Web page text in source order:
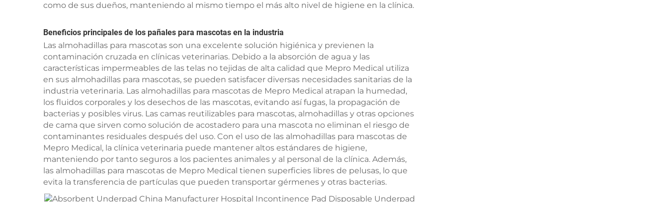
como de sus dueños, manteniendo al mismo tiempo el más alto nivel de higiene en la clínica.
Beneficios principales de los pañales para mascotas en la industria
Las almohadillas para mascotas son una excelente solución higiénica y previenen la
contaminación cruzada en clínicas veterinarias. Debido a la absorción de agua y las
características impermeables de las telas no tejidas de alta calidad que Mepro Medical utiliza
en sus almohadillas para mascotas, se pueden satisfacer diversas necesidades sanitarias de la
industria veterinaria. Las almohadillas para mascotas de Mepro Medical atrapan la humedad,
los fluidos corporales y los desechos de las mascotas, evitando así fugas, la propagación de
bacterias y posibles virus. Las camas reutilizables para mascotas, almohadillas y otras opciones
de cama que sirven como solución de acostadero para una mascota no eliminan el riesgo de
contaminantes residuales después del uso. Con el uso de las almohadillas para mascotas de
Mepro Medical, la clínica veterinaria puede mantener altos estándares de higiene,
manteniendo por tanto seguros a los pacientes animales y al personal de la clínica. Además,
las almohadillas para mascotas de Mepro Medical tienen superficies libres de pelusas, lo que
evita la transferencia de partículas que pueden transportar gérmenes y otras bacterias.